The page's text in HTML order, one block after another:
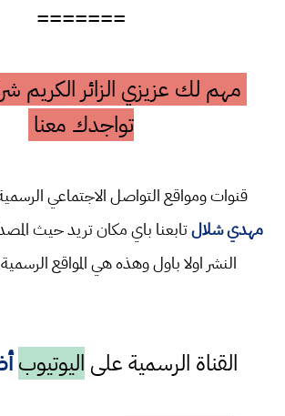
=======
مهم لك عزيزي الزائر الكريم
تواجدك معنا
قنوات ومواقع التواصل الاجتماعي
مهدي شلالتابعنا باي مكان تريد حيث
النشر اولا باول وهذه هي المواقع
القناة الرسمية على اليوتيوب